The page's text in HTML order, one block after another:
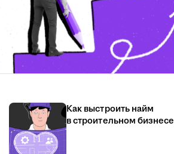
Как выстроить найм
в строительном бизнесе